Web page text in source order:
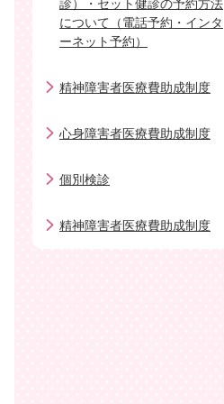
診）・セット健診の予約方法
について（電話予約・インタ
ーネット予約）
精神障害者医療費助成制度
心身障害者医療費助成制度
個別検診
精神障害者医療費助成制度